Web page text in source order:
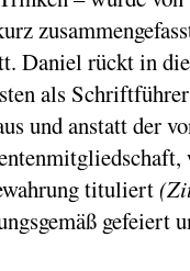
Daniel rückt in
als
und anstatt der
tituliert
gefeiert